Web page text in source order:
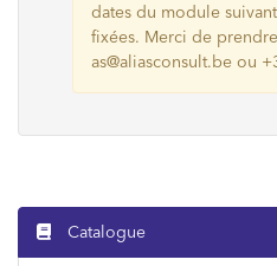
dates du module
fixées. Merci de
as@aliasconsult.be ou
Catalogue